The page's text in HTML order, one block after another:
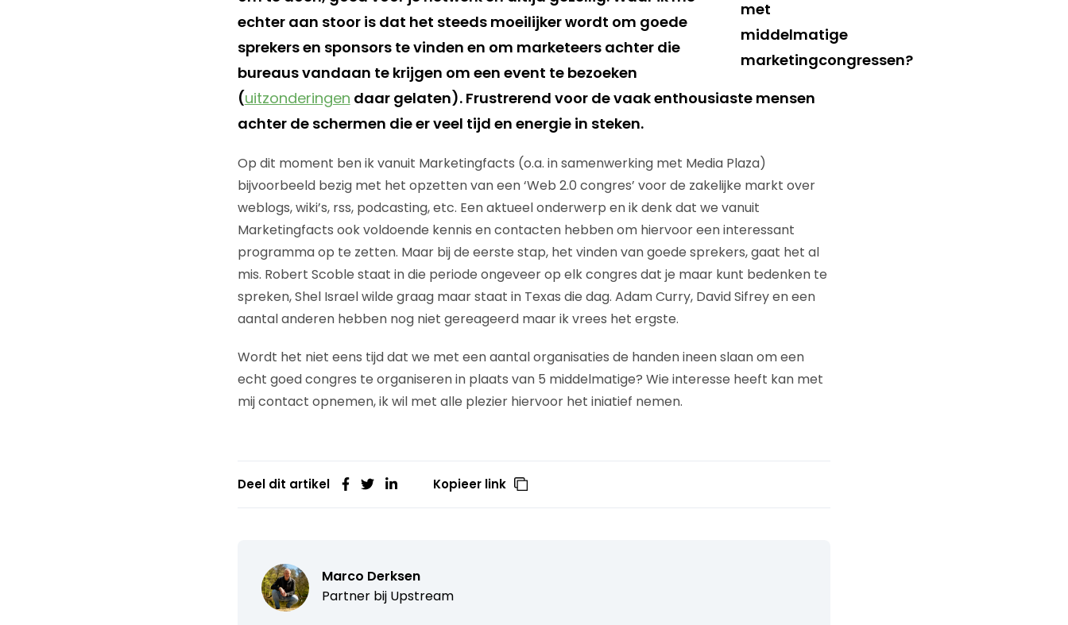
echter aan stoor is dat het steeds moeilijker wordt om goede
sprekers en sponsors te vinden en om marketeers achter die
bureaus vandaan te krijgen om een event te bezoeken
(uitzonderingen daar gelaten). Frustrerend voor de vaak enthousiaste mensen
achter de schermen die er veel tijd en energie in steken.
Op dit moment ben ik vanuit Marketingfacts (o.a. in samenwerking met Media Plaza)
bijvoorbeeld bezig met het opzetten van een ‘Web 2.0 congres’ voor de zakelijke markt over
weblogs, wiki’s, rss, podcasting, etc. Een aktueel onderwerp en ik denk dat we vanuit
Marketingfacts ook voldoende kennis en contacten hebben om hiervoor een interessant
programma op te zetten. Maar bij de eerste stap, het vinden van goede sprekers, gaat het al
mis. Robert Scoble staat in die periode ongeveer op elk congres dat je maar kunt bedenken te
spreken, Shel Israel wilde graag maar staat in Texas die dag. Adam Curry, David Sifrey en een
aantal anderen hebben nog niet gereageerd maar ik vrees het ergste.
Wordt het niet eens tijd dat we met een aantal organisaties de handen ineen slaan om een
echt goed congres te organiseren in plaats van 5 middelmatige? Wie interesse heeft kan met
mij contact opnemen, ik wil met alle plezier hiervoor het iniatief nemen.
Deel dit artikel Kopieer link
Marco Derksen
Partner bij Upstream